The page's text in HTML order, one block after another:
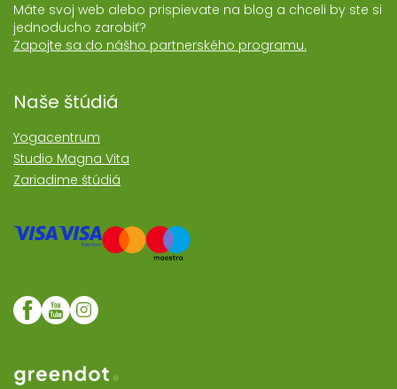
Máte svoj web alebo prispievate na blog a chceli by ste si
jednoducho zarobiť?
Zapojte sa do nášho partnerského programu.
Naše štúdiá
Yogacentrum
Studio Magna Vita
Zariadime štúdiá
Web realizoval Greendot